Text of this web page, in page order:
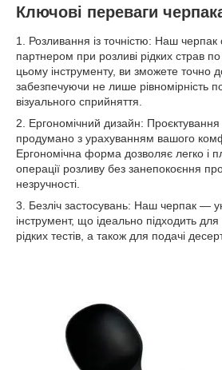
Ключові переваги
1. Розливання із точністю: Наш
партнером при розливі рідких страв
цьому інструменту, ви зможете точно
забезпечуючи не лише рівномірність
візуального сприйняття.
2. Ергономічний дизайн:
продумано з урахуванням вашого
Ергономічна форма дозволяє легко і
операції розливу без занепокоєння
незручності.
3. Безліч застосувань: Наш черпак —
інструмент, що ідеально підходить для
рідких тестів, а також для подачі